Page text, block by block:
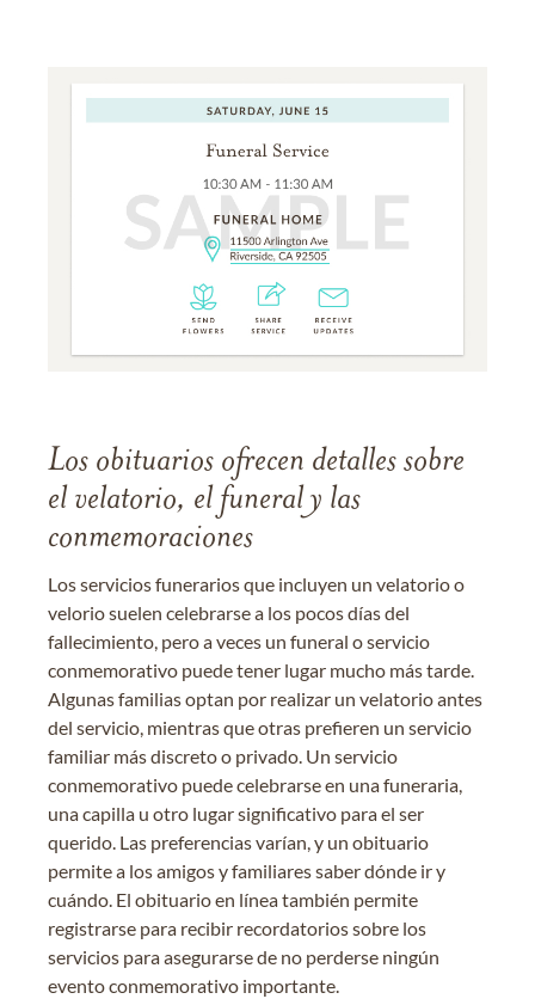
Los obituarios ofrecen detalles sobre
el velatorio, el funeral y las
conmemoraciones
Los servicios funerarios que incluyen un velatorio o
velorio suelen celebrarse a los pocos días del
fallecimiento, pero a veces un funeral o servicio
conmemorativo puede tener lugar mucho más tarde.
Algunas familias optan por realizar un velatorio antes
del servicio, mientras que otras prefieren un servicio
familiar más discreto o privado. Un servicio
conmemorativo puede celebrarse en una funeraria,
una capilla u otro lugar significativo para el ser
querido. Las preferencias varían, y un obituario
permite a los amigos y familiares saber dónde ir y
cuándo. El obituario en línea también permite
registrarse para recibir recordatorios sobre los
servicios para asegurarse de no perderse ningún
evento conmemorativo importante.